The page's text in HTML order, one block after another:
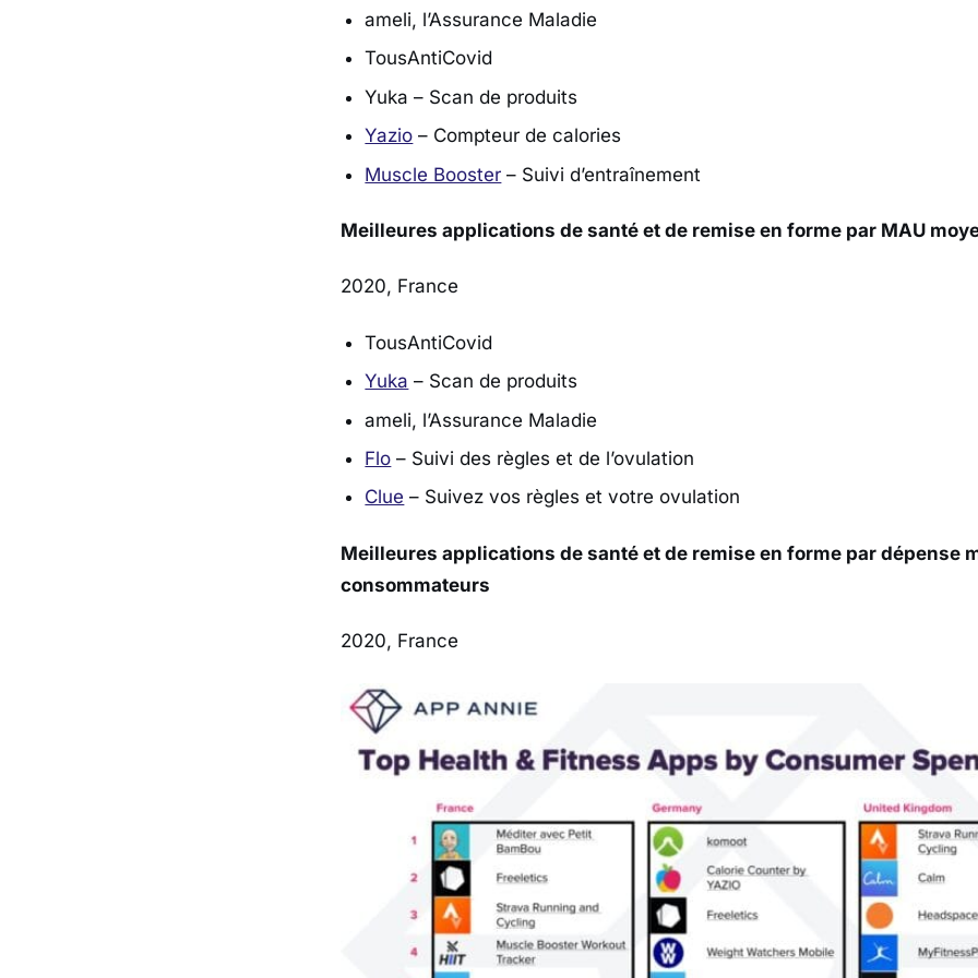
ameli, l’Assurance Maladie
TousAntiCovid
Yuka – Scan de produits
Yazio – Compteur de calories
Muscle Booster – Suivi d’entraînement
Meilleures applications de santé et de remise en forme par MAU
2020, France
TousAntiCovid
Yuka – Scan de produits
ameli, l’Assurance Maladie
Flo – Suivi des règles et de l’ovulation
Clue – Suivez vos règles et votre ovulation
Meilleures applications de santé et de remise en forme par dépense
consommateurs
2020, France